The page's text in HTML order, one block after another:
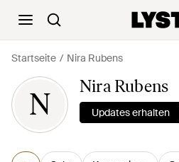
Startseite Nira Rubens
N
Nira Rubens
Updates erhalten